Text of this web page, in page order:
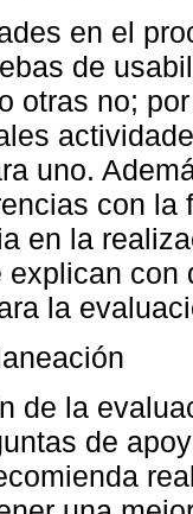
en el
de
otras no;
uno.
con
en la
explican
la
de la
de